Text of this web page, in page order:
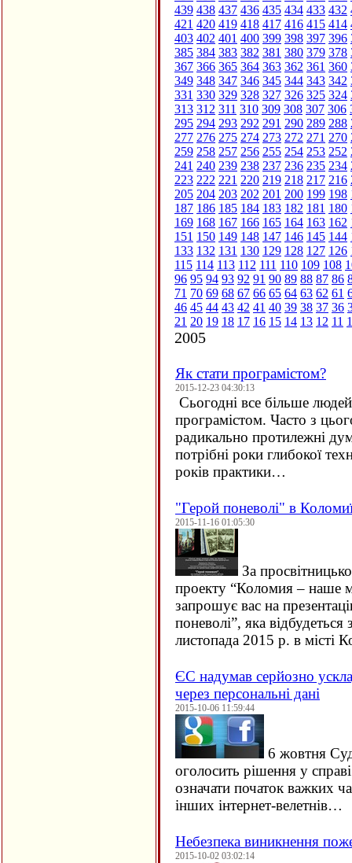
439 438 437 436 435 434 433 432
421 420 419 418 417 416 415 414
403 402 401 400 399 398 397 396
385 384 383 382 381 380 379 378
367 366 365 364 363 362 361 360
349 348 347 346 345 344 343 342
331 330 329 328 327 326 325 324
313 312 311 310 309 308 307 306
295 294 293 292 291 290 289 288
277 276 275 274 273 272 271 270
259 258 257 256 255 254 253 252
241 240 239 238 237 236 235 234
223 222 221 220 219 218 217 216
205 204 203 202 201 200 199 198
187 186 185 184 183 182 181 180
169 168 167 166 165 164 163 162
151 150 149 148 147 146 145 144
133 132 131 130 129 128 127 126
115 114 113 112 111 110 109 108
96 95 94 93 92 91 90 89 88 87 86
71 70 69 68 67 66 65 64 63 62 61
46 45 44 43 42 41 40 39 38 37 36
21 20 19 18 17 16 15 14 13 12 11
2005
Як стати програмістом?
2015-12-23 04:30:13
Сьогодні все більше
програмістом. Часто з
радикально протилежні
потрібні роки глибокої
років практики…
"Герой поневолі" в
2015-11-16 01:05:30
За
проекту “Коломия – наше
запрошує вас на
поневолі”, яка відбудеться
листопада 2015 р. в місті
ЄC надумав серйозно
через персональні дані
2015-10-06 11:59:44
6 жовтня
оголосить рішення у
означати початок важких
інших інтернет-велетнів…
Небезпека виникнення
2015-10-02 03:02:14